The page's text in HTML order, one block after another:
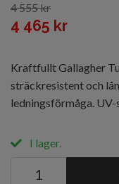
4 555 kr
4 465 kr
Kraftfullt Gallagher
sträckresistent och
ledningsförmåga.
I lager.